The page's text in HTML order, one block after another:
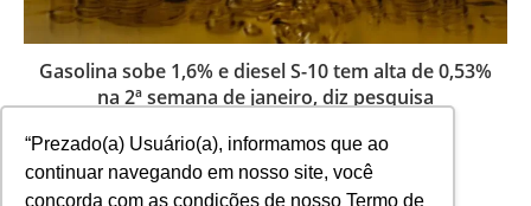
“Prezado(a) Usuário(a), informamos que ao
continuar navegando em nosso site, você
concorda com as condições de nosso Termo de
Gasolina sobe 1,6% e diesel S-10 tem alta de 0,53%
na 2ª semana de janeiro, diz pesquisa